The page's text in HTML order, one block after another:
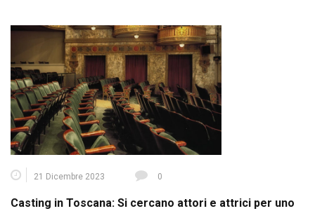
21 Dicembre 2023 0
Casting in Toscana: Si cercano attori e attrici per uno